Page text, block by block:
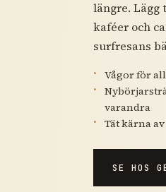
längre.
kaféer och
surfresans
Vågor för
varandra
Tät kärna
SE HOS